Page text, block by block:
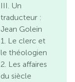
III. Un
traducteur :
Jean Golein
1. Le clerc et
le théologien
2. Les affaires
du siècle